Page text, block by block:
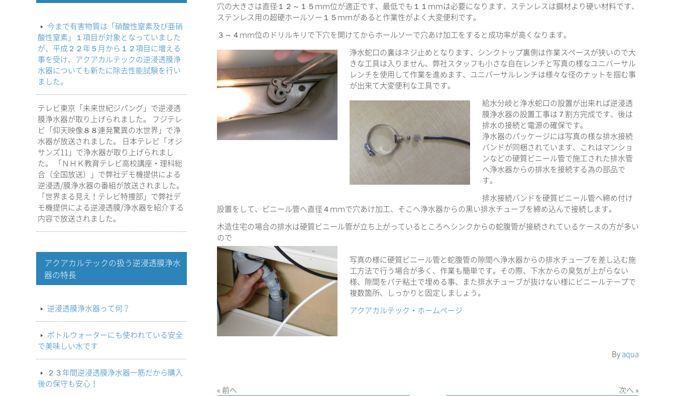
穴の大きさは直径１２～１５ｍｍ位が適正です、最低でも１１ｍｍは必要になります、ステンレスは鋼材より硬い材料です、
ステンレス用の超硬ホールソー１５ｍｍがあると作業性がよく大変便利です。
３～４ｍｍ位のドリルキリで下穴を開けてからホールソーで穴あけ加工をすると成功率が高くなります。
浄水蛇口の裏はネジ止めとなります、シンクトップ裏側は作業スペースが狭いので大
きな工具は入りません、弊社スタッフも小さな自在レンチと写真の様なユニバーサル
レンチを使用して作業を進めます、ユニバーサルレンチは様々な径のナットを掴む事
が出来て大変便利な工具です。
給水分岐と浄水蛇口の設置が出来れば逆浸透
膜浄水器の設置工事は７割方完成です、後は
排水の接続と電源の確保です。
浄水器のパッケージには写真の様な排水接続
バンドが同梱されています、これはマンショ
ンなどの硬質ビニール管で施工された排水管
へ浄水器からの排水を接続する為の部品で
す。
排水接続バンドを硬質ビニール管へ締め付け
設置をして、ビニール管へ直径４ｍｍで穴あけ加工、そこへ浄水器からの黒い排水チューブを締め込んで接続します。
木造住宅の場合の排水は硬質ビニール管が立ち上がっているところへシンクからの蛇腹管が接続されているケースの方が多い
ので
写真の様に硬質ビニール管と蛇腹管の隙間へ浄水器からの排水チューブを差し込む施
工方法で行う場合が多く、作業も簡単です。その際、下水からの臭気が上がらない
様、隙間をパテ粘土で埋める事、また排水チューブが抜けない様にビニールテープで
複数箇所、しっかりと固定しましょう。
アクアカルテック・ホームページ
Byaqua
« 前へ
次へ »
今まで有害物質は「硝酸性窒素及び亜硝
酸性窒素」１項目が対象となっていました
が、平成２２年５月から１２項目に増える
事を受け、アクアカルテックの逆浸透膜浄
水器についても新たに除去性能試験を行い
ました。
テレビ東京「未来世紀ジパング」で逆浸透
膜浄水器が取り上げられました。 フジテレ
ビ「仰天映像８８連発驚異の水世界」で浄
水器が放送されました。 日本テレビ「オジ
サンズ11」で浄水器が取り上げられまし
た。 「ＮＨＫ教育テレビ高校講座・理科総
合（全国放送）」で弊社デモ機提供による
逆浸透/膜浄水器の番組が放送されました。
「世界まる見え！テレビ特捜部」で弊社デ
モ機提供による逆浸透膜/浄水器を紹介する
内容で放送されました。
アクアカルテックの扱う逆浸透膜浄水
器の特長
逆浸透膜浄水器って何？
ボトルウォーターにも使われている安全
で美味しい水です
２３年間逆浸透膜浄水器一筋だから購入
後の保守も安心！